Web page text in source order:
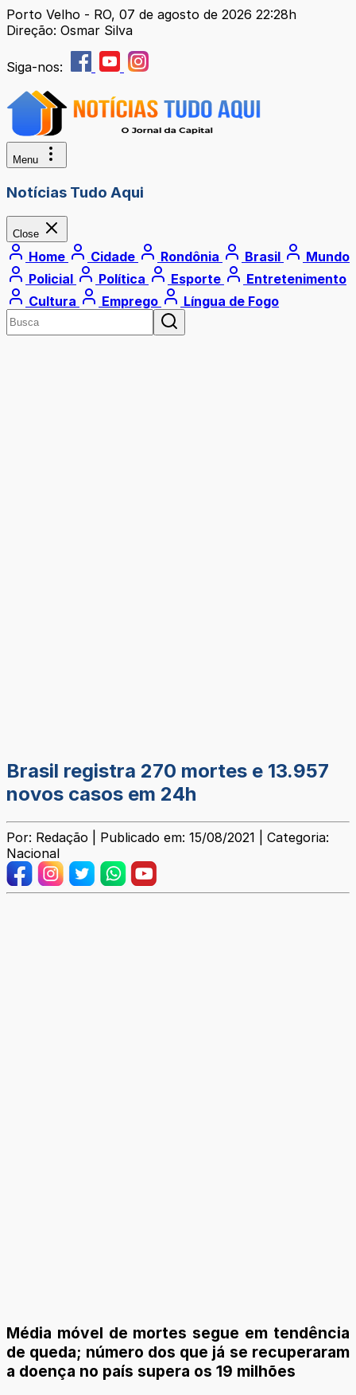
Porto Velho - RO, 07 de agosto de 2026 22:28h
Direção: Osmar Silva
Siga-nos:
Menu
Notícias Tudo Aqui
Close
Home Cidade Rondônia Brasil
Mundo
Policial
Política Esporte
Entretenimento
Cultura
Emprego Língua de Fogo
Brasil registra 270 mortes e 13.957
novos casos em 24h
Por: Redação | Publicado em: 15/08/2021 | Categoria:
Nacional
Média móvel de mortes segue em tendência
de queda; número dos que já se recuperaram
a doença no país supera os 19 milhões